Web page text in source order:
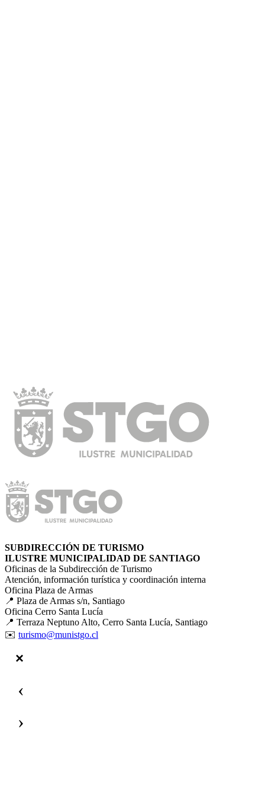
SUBDIRECCIÓN DE TURISMO
ILUSTRE MUNICIPALIDAD DE SANTIAGO
Oficinas de la Subdirección de Turismo
Atención, información turística y coordinación interna
Oficina Plaza de Armas
📍 Plaza de Armas s/n, Santiago
Oficina Cerro Santa Lucía
📍 Terraza Neptuno Alto, Cerro Santa Lucía, Santiago
✉️ turismo@munistgo.cl
‹
›